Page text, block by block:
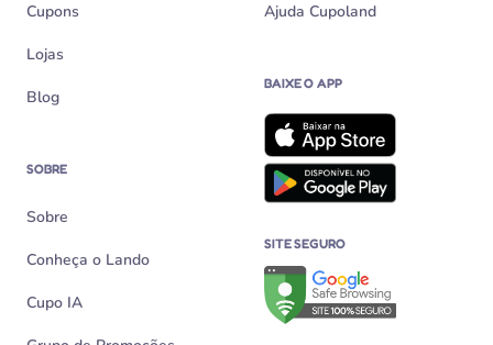
Cupons
Lojas
Blog
SOBRE
Sobre
Conheça o Lando
Cupo IA
Ajuda Cupoland
BAIXE O APP
SITE SEGURO
Verificação de site seguro